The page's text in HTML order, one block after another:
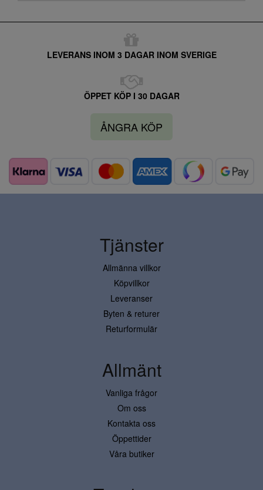
LEVERANS INOM 3 DAGAR INOM SVERIGE
ÖPPET KÖP I 30 DAGAR
ÅNGRA KÖP
Tjänster
Allmänna villkor
Köpvillkor
Leveranser
Byten & returer
Returformulär
Allmänt
Vanliga frågor
Om oss
Kontakta oss
Öppettider
Våra butiker